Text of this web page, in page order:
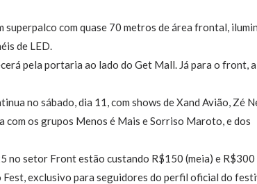
com quase 70 metros de área frontal,
de LED.
pela portaria ao lado do Get Mall. Já para o front, a
no sábado, dia 11, com shows de Xand Avião, Zé
com os grupos Menos é Mais e Sorriso Maroto, e dos
no setor Front estão custando R$150 (meia) e R$300
exclusivo para seguidores do perfil oficial do